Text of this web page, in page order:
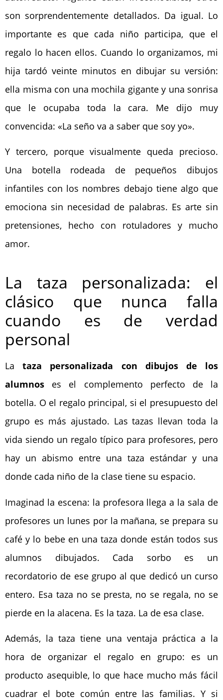
son sorprendentemente detallados. Da igual. Lo
importante es que cada niño participa, que el
regalo lo hacen ellos. Cuando lo organizamos, mi
hija tardó veinte minutos en dibujar su versión:
ella misma con una mochila gigante y una sonrisa
que le ocupaba toda la cara. Me dijo muy
convencida: «La seño va a saber que soy yo».
Y tercero, porque visualmente queda precioso.
Una botella rodeada de pequeños dibujos
infantiles con los nombres debajo tiene algo que
emociona sin necesidad de palabras. Es arte sin
pretensiones, hecho con rotuladores y mucho
amor.
La taza personalizada: el
clásico que nunca falla
cuando es de verdad
personal
Lataza personalizada con dibujos de los
alumnos es el complemento perfecto de la
botella. O el regalo principal, si el presupuesto del
grupo es más ajustado. Las tazas llevan toda la
vida siendo un regalo típico para profesores, pero
hay un abismo entre una taza estándar y una
donde cada niño de la clase tiene su espacio.
Imaginad la escena: la profesora llega a la sala de
profesores un lunes por la mañana, se prepara su
café y lo bebe en una taza donde están todos sus
alumnos dibujados. Cada sorbo es un
recordatorio de ese grupo al que dedicó un curso
entero. Esa taza no se presta, no se regala, no se
pierde en la alacena. Es la taza. La de esa clase.
Además, la taza tiene una ventaja práctica a la
hora de organizar el regalo en grupo: es un
producto asequible, lo que hace mucho más fácil
cuadrar el bote común entre las familias. Y si